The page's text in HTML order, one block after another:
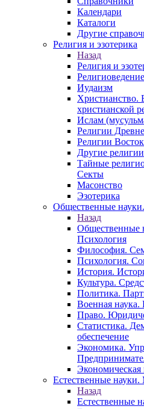
Календари
Каталоги
Другие
Религия и эзотерика
Назад
Религия и
Религиоведение
Иудаизм
Христианство.
христианской
Ислам
Религии
Религии
Другие религии
Тайные
Секты
Масонство
Эзотерика
Общественные
Назад
Общественные
Психология
Философия.
Психология.
История.
Культура.
Политика.
Военная
Право.
Статистика.
обеспечение
Экономика.
Экономическая
Естественные науки.
Назад
Естественные